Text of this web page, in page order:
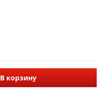
В корзину